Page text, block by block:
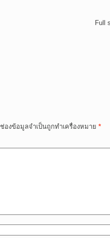
Full
ช่องข้อมูลจำเป็นถูกทำเครื่องหมาย *